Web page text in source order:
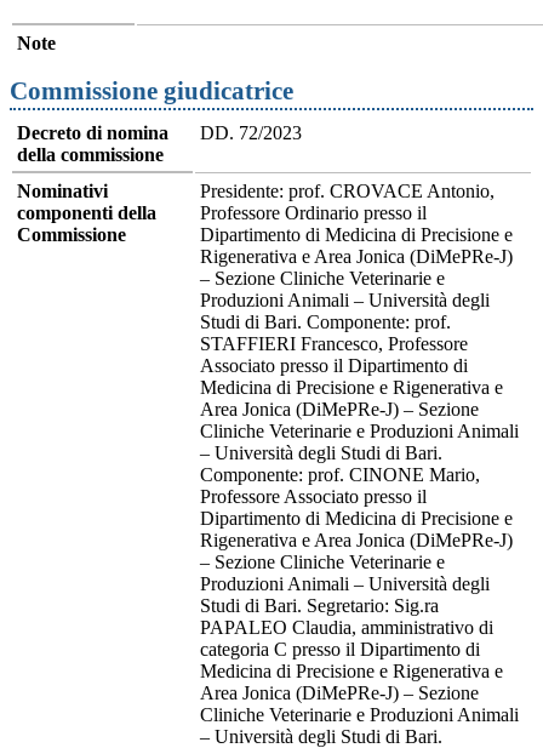
Note
Commissione giudicatrice
Decreto di nomina
della commissione
DD. 72/2023
Nominativi
componenti della
Commissione
Presidente: prof. CROVACE Antonio,
Professore Ordinario presso il
Dipartimento di Medicina di Precisione e
Rigenerativa e Area Jonica (DiMePRe-J)
– Sezione Cliniche Veterinarie e
Produzioni Animali – Università degli
Studi di Bari. Componente: prof.
STAFFIERI Francesco, Professore
Associato presso il Dipartimento di
Medicina di Precisione e Rigenerativa e
Area Jonica (DiMePRe-J) – Sezione
Cliniche Veterinarie e Produzioni Animali
– Università degli Studi di Bari.
Componente: prof. CINONE Mario,
Professore Associato presso il
Dipartimento di Medicina di Precisione e
Rigenerativa e Area Jonica (DiMePRe-J)
– Sezione Cliniche Veterinarie e
Produzioni Animali – Università degli
Studi di Bari. Segretario: Sig.ra
PAPALEO Claudia, amministrativo di
categoria C presso il Dipartimento di
Medicina di Precisione e Rigenerativa e
Area Jonica (DiMePRe-J) – Sezione
Cliniche Veterinarie e Produzioni Animali
– Università degli Studi di Bari.